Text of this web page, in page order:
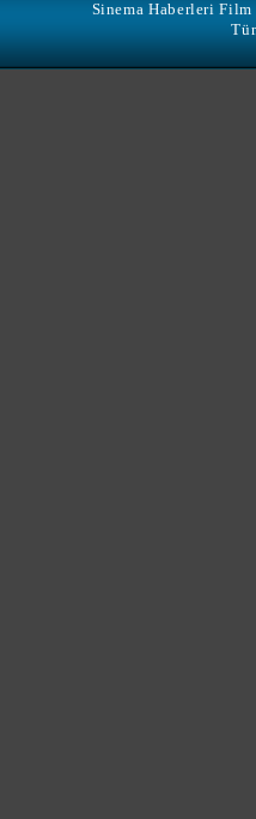
Sinema Haberleri